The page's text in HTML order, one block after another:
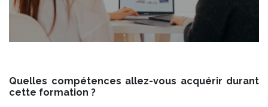
Quelles compétences allez-vous acquérir durant
cette formation ?